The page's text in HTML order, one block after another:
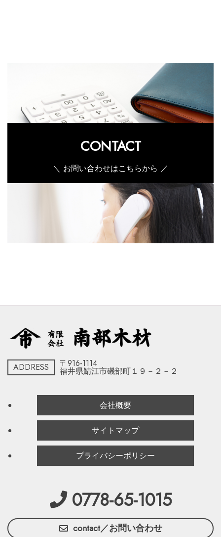
CONTACT
＼ お問い合わせはこちらから ／
ADDRESS 〒916-1114
福井県鯖江市磯部町１９－２－２
会社概要
サイトマップ
プライバシーポリシー
0778-65-1015
contact／お問い合わせ